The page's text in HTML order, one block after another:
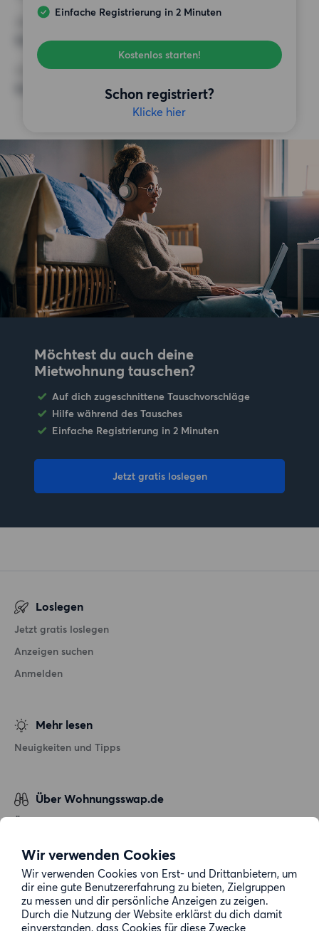
Wir verwenden Cookies
Wir verwenden Cookies von Erst- und Drittanbietern, um
dir eine gute Benutzererfahrung zu bieten, Zielgruppen
zu messen und dir persönliche Anzeigen zu zeigen.
Durch die Nutzung der Website erklärst du dich damit
einverstanden, dass Cookies für diese Zwecke
Einfache Registrierung in 2 Minuten
Kostenlos starten!
Schon registriert?
Klicke hier
Keine besonderen Anforderungen
SONSTIGE PRÄFERENZEN
Keine bestimmten Präferenzen
Möchtest du auch deine
Mietwohnung tauschen?
Auf dich zugeschnittene Tauschvorschläge
Hilfe während des Tausches
Einfache Registrierung in 2 Minuten
Jetzt gratis loslegen
Loslegen
Jetzt gratis loslegen
Anzeigen suchen
Anmelden
Mehr lesen
Neuigkeiten und Tipps
Über Wohnungsswap.de
Über uns
Datenschutz
Cookie-Richtlinie